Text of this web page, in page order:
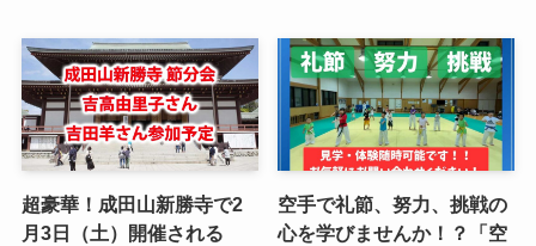
超豪華！成田山新勝寺で2
月3日（土）開催される
空手で礼節、努力、挑戦の
心を学びませんか！？「空